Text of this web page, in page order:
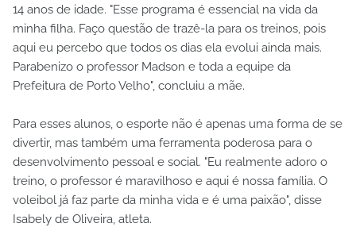
14 anos de idade. "Esse programa é essencial na vida da
minha filha. Faço questão de trazê-la para os treinos, pois
aqui eu percebo que todos os dias ela evolui ainda mais.
Parabenizo o professor Madson e toda a equipe da
Prefeitura de Porto Velho", concluiu a mãe.
Para esses alunos, o esporte não é apenas uma forma de se
divertir, mas também uma ferramenta poderosa para o
desenvolvimento pessoal e social. "Eu realmente adoro o
treino, o professor é maravilhoso e aqui é nossa família. O
voleibol já faz parte da minha vida e é uma paixão", disse
Isabely de Oliveira, atleta.